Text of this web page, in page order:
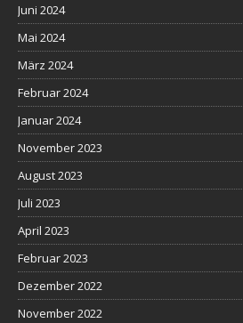
Juni 2024
Mai 2024
März 2024
Februar 2024
Januar 2024
November 2023
August 2023
Juli 2023
April 2023
Februar 2023
Dezember 2022
November 2022